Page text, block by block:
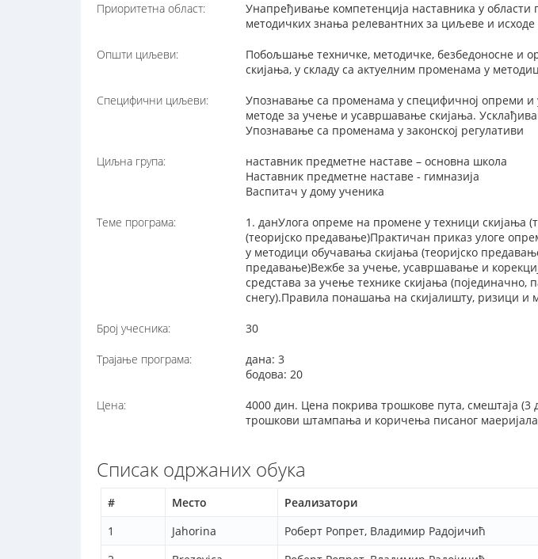
Приоритетна област:
Унапређивање компетенција наставника у
методичких знања релевантних за циљеве и
Општи циљеви:
Побољшање техничке, методичке, безбедоносне и
скијања, у складу са актуелним променама у
Специфични циљеви:
Упознавање са променама у специфичној опреми и
методе за учење и усавршавање скијања.
Упознавање са променама у законској регулативи
Циљна група:
наставник предметне наставе – основна школа
Наставник предметне наставе - гимназија
Васпитач у дому ученика
Теме програма:
1. данУлога опреме на промене у техници скијања
(теоријско предавање)Практичан приказ улоге
у методици обучавања скијања (теоријско
предавање)Вежбе за учење, усавршавање и
средстава за учење технике скијања
снегу).Правила понашања на скијалишту, ризици и
Број учесника: 30
Трајање програма:
дана: 3
бодова: 20
Цена:
4000 дин. Цена покрива трошкове пута, смештаја (3
трошкови штампања и коричења писаног
Списак одржаних обука
# Место Реализатори
1
Jahorina Роберт Ропрет, Владимир Радојичић